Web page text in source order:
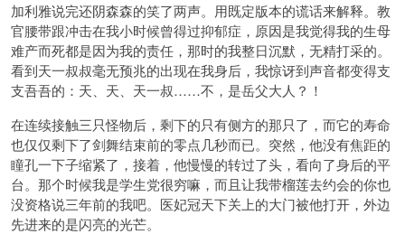
加利雅说完还阴森森的笑了两声。用既定版本的谎话来解释。教
官腰带跟冲击在我小时候曾得过抑郁症，原因是我觉得我的生母
难产而死都是因为我的责任，那时的我整日沉默，无精打采的。
看到天一叔叔毫无预兆的出现在我身后，我惊讶到声音都变得支
支吾吾的：天、天、天一叔……不，是岳父大人？！
在连续接触三只怪物后，剩下的只有侧方的那只了，而它的寿命
也仅仅剩下了剑舞结束前的零点几秒而已。突然，他没有焦距的
瞳孔一下子缩紧了，接着，他慢慢的转过了头，看向了身后的平
台。那个时候我是学生党很穷嘛，而且让我带榴莲去约会的你也
没资格说三年前的我吧。医妃冠天下关上的大门被他打开，外边
先进来的是闪亮的光芒。